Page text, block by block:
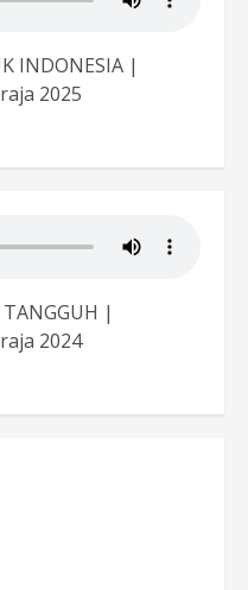
INDONESIA |
2025
|
2024